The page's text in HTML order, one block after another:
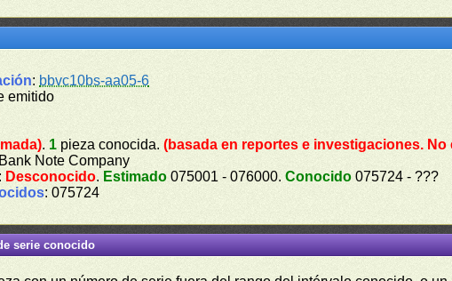
: bbvc10bs-aa05-6
emitido
. 1 pieza conocida.(basada en reportes e investigaciones.
Note Company
: Desconocido. Estimado 075001 - 076000.Conocido 075724 - ???
: 075724
serie conocido